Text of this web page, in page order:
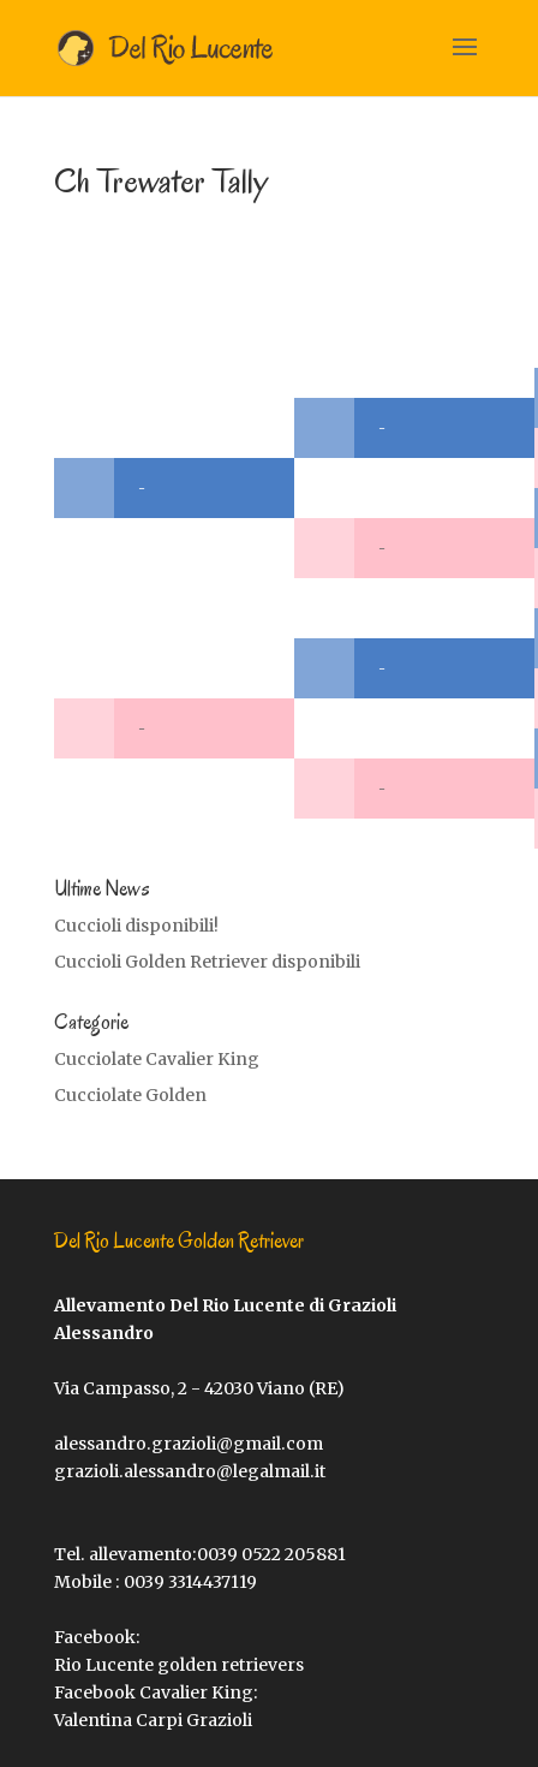
Ch Trewater Tally
-
-
-
-
-
-
Ultime News
Cuccioli disponibili!
Cuccioli Golden Retriever disponibili
Categorie
Cucciolate Cavalier King
Cucciolate Golden
Del Rio Lucente Golden Retriever
Allevamento Del Rio Lucente di Grazioli
Alessandro
Via Campasso, 2 - 42030 Viano (RE)
alessandro.grazioli@gmail.com
grazioli.alessandro@legalmail.it
Tel. allevamento:0039 0522 205881
Mobile : 0039 3314437119
Facebook:
Rio Lucente golden retrievers
Facebook Cavalier King:
Valentina Carpi Grazioli